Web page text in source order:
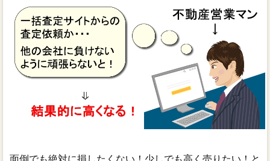
面倒でも絶対に損したくない！少しでも高く売りたい！と